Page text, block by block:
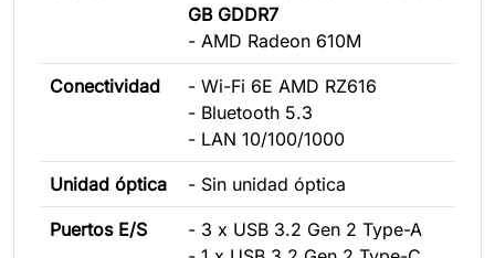
GB GDDR7
- AMD Radeon 610M
Conectividad
- Wi-Fi 6E AMD RZ616
- Bluetooth 5.3
- LAN 10/100/1000
Unidad óptica - Sin unidad óptica
Puertos E/S
- 3 x USB 3.2 Gen 2 Type-A